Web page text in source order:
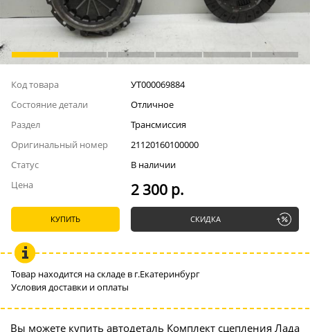
Код товара
УТ000069884
Состояние детали
Отличное
Раздел
Трансмиссия
Оригинальный номер
21120160100000
Статус
В наличии
Цена
2 300 р.
КУПИТЬ СКИДКА
Товар находится на складе в г.Екатеринбург
Условия доставки и оплаты
Вы можете купить автодеталь Комплект сцепления Лада